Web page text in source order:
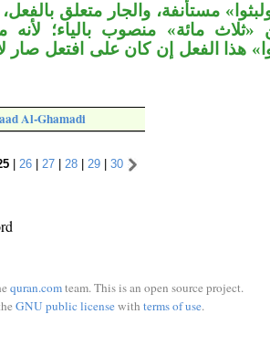
مستأنفة، والجار متعلق
مائة» منصوب بالياء؛ لأنه
هذا الفعل إن كان على افتعل
Al-Ghamadi
| 26| 27| 28| 29| 30
quran.comteam. This is an open source project.
GNU public licensewith terms of use.